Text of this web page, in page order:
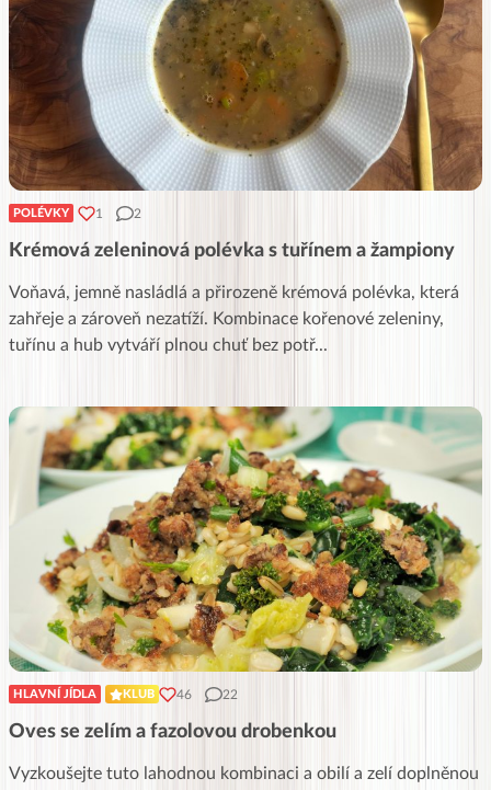
POLÉVKY 1 2
Krémová zeleninová polévka s tuřínem a žampiony
Voňavá, jemně nasládlá a přirozeně krémová polévka, která
zahřeje a zároveň nezatíží. Kombinace kořenové zeleniny,
tuřínu a hub vytváří plnou chuť bez potř...
HLAVNÍ JÍDLA KLUB 46 22
Oves se zelím a fazolovou drobenkou
Vyzkoušejte tuto lahodnou kombinaci a obilí a zelí doplněnou